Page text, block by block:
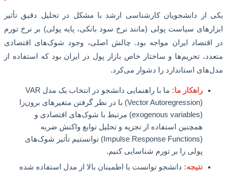
از دانشجویان کارشناسی ارشد با مشکل در تحلیل دقیق تأثیر
سیاست پولی (مانند نرخ سود بانکی، پایه پولی) بر نرخ تورم
ایران مواجه بود. چالش اصلی، وجود شوک‌های اقتصادی
تحریم‌ها و ساختار خاص بازار پول در ایران بود که استفاده از
استاندارد را دشوار می‌کرد.
راهکار ما:
ما با راهنمایی دانشجو در انتخاب یک مدل VAR
(Vector Autoregression) با در نظر گرفتن متغیرهای برون‌زا
(exogenous variables) مرتبط با شوک‌های اقتصادی و
همچنین استفاده از تجزیه و تحلیل توابع واکنش ضربه
(Impulse Response Functions) توانستیم تأثیر شوک‌های
پولی را بر تورم شناسایی کنیم.
نتیجه:دانشجو توانست با اطمینان بالا از مدل استفاده شده